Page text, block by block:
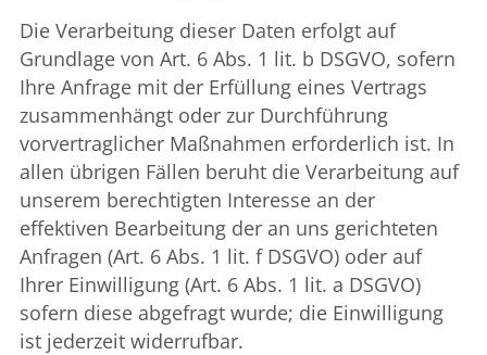
Die Verarbeitung dieser Daten erfolgt auf
Grundlage von Art. 6 Abs. 1 lit. b DSGVO, sofern
Ihre Anfrage mit der Erfüllung eines Vertrags
zusammenhängt oder zur Durchführung
vorvertraglicher Maßnahmen erforderlich ist. In
allen übrigen Fällen beruht die Verarbeitung auf
unserem berechtigten Interesse an der
effektiven Bearbeitung der an uns gerichteten
Anfragen (Art. 6 Abs. 1 lit. f DSGVO) oder auf
Ihrer Einwilligung (Art. 6 Abs. 1 lit. a DSGVO)
sofern diese abgefragt wurde; die Einwilligung
ist jederzeit widerrufbar.